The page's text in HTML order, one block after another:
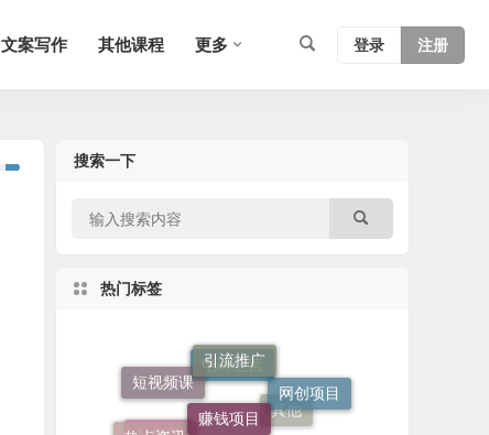
文案写作 其他课程 更多 登录 注册
搜索一下
热门标签
电商运营
短视频课
引流推广
网创项目
热点资讯
赚钱项目
其他课程